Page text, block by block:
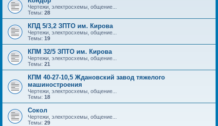
Чертежи, электросхемы, общение...
Темы: 28
КПД 5/3,2 ЗПТО им. Кирова
Чертежи, электросхемы, общение...
Темы: 19
КПМ 32/5 ЗПТО им. Кирова
Чертежи, электросхемы, общение...
Темы: 21
КПМ 40-27-10,5 Ждановский завод тяжелого
машиностроения
Чертежи, электросхемы, общение...
Темы: 18
Сокол
Чертежи, электросхемы, общение...
Темы: 29